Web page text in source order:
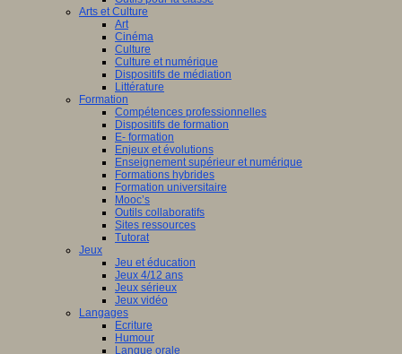
Arts et Culture
Art
Cinéma
Culture
Culture et numérique
Dispositifs de médiation
Littérature
Formation
Compétences professionnelles
Dispositifs de formation
E- formation
Enjeux et évolutions
Enseignement supérieur et numérique
Formations hybrides
Formation universitaire
Mooc’s
Outils collaboratifs
Sites ressources
Tutorat
Jeux
Jeu et éducation
Jeux 4/12 ans
Jeux sérieux
Jeux vidéo
Langages
Ecriture
Humour
Langue orale